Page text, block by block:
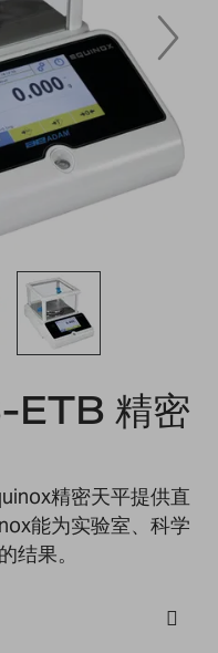
精密
精密天平提供直
能为实验室、科学
结果。